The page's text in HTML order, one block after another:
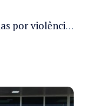
Lei 15.487/26 aumenta penas por violência sexual digital contra crianças e adolescentes e autoriza ronda virtual para investigação